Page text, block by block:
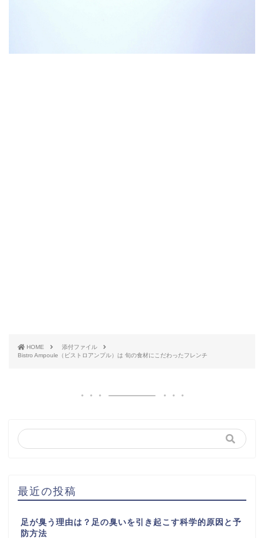
HOME
添付ファイル
Bistro Ampoule（ビストロアンプル）は 旬の食材にこだわったフレンチ
最近の投稿
足が臭う理由は？足の臭いを引き起こす科学的原因と予
防方法